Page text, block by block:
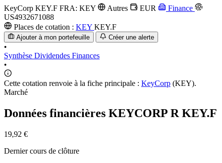
KeyCorp KEY.F FRA: KEY Autres EUR
Finance
US4932671088
Places de cotation : KEY KEY.F
Ajouter à mon portefeuille Créer une alerte
•
Synthèse Dividendes Finances
•
Cette cotation renvoie à la fiche principale : KeyCorp (KEY).
Marché
Données financières KEYCORP R KEY.F
19,92 €
Dernier cours de clôture